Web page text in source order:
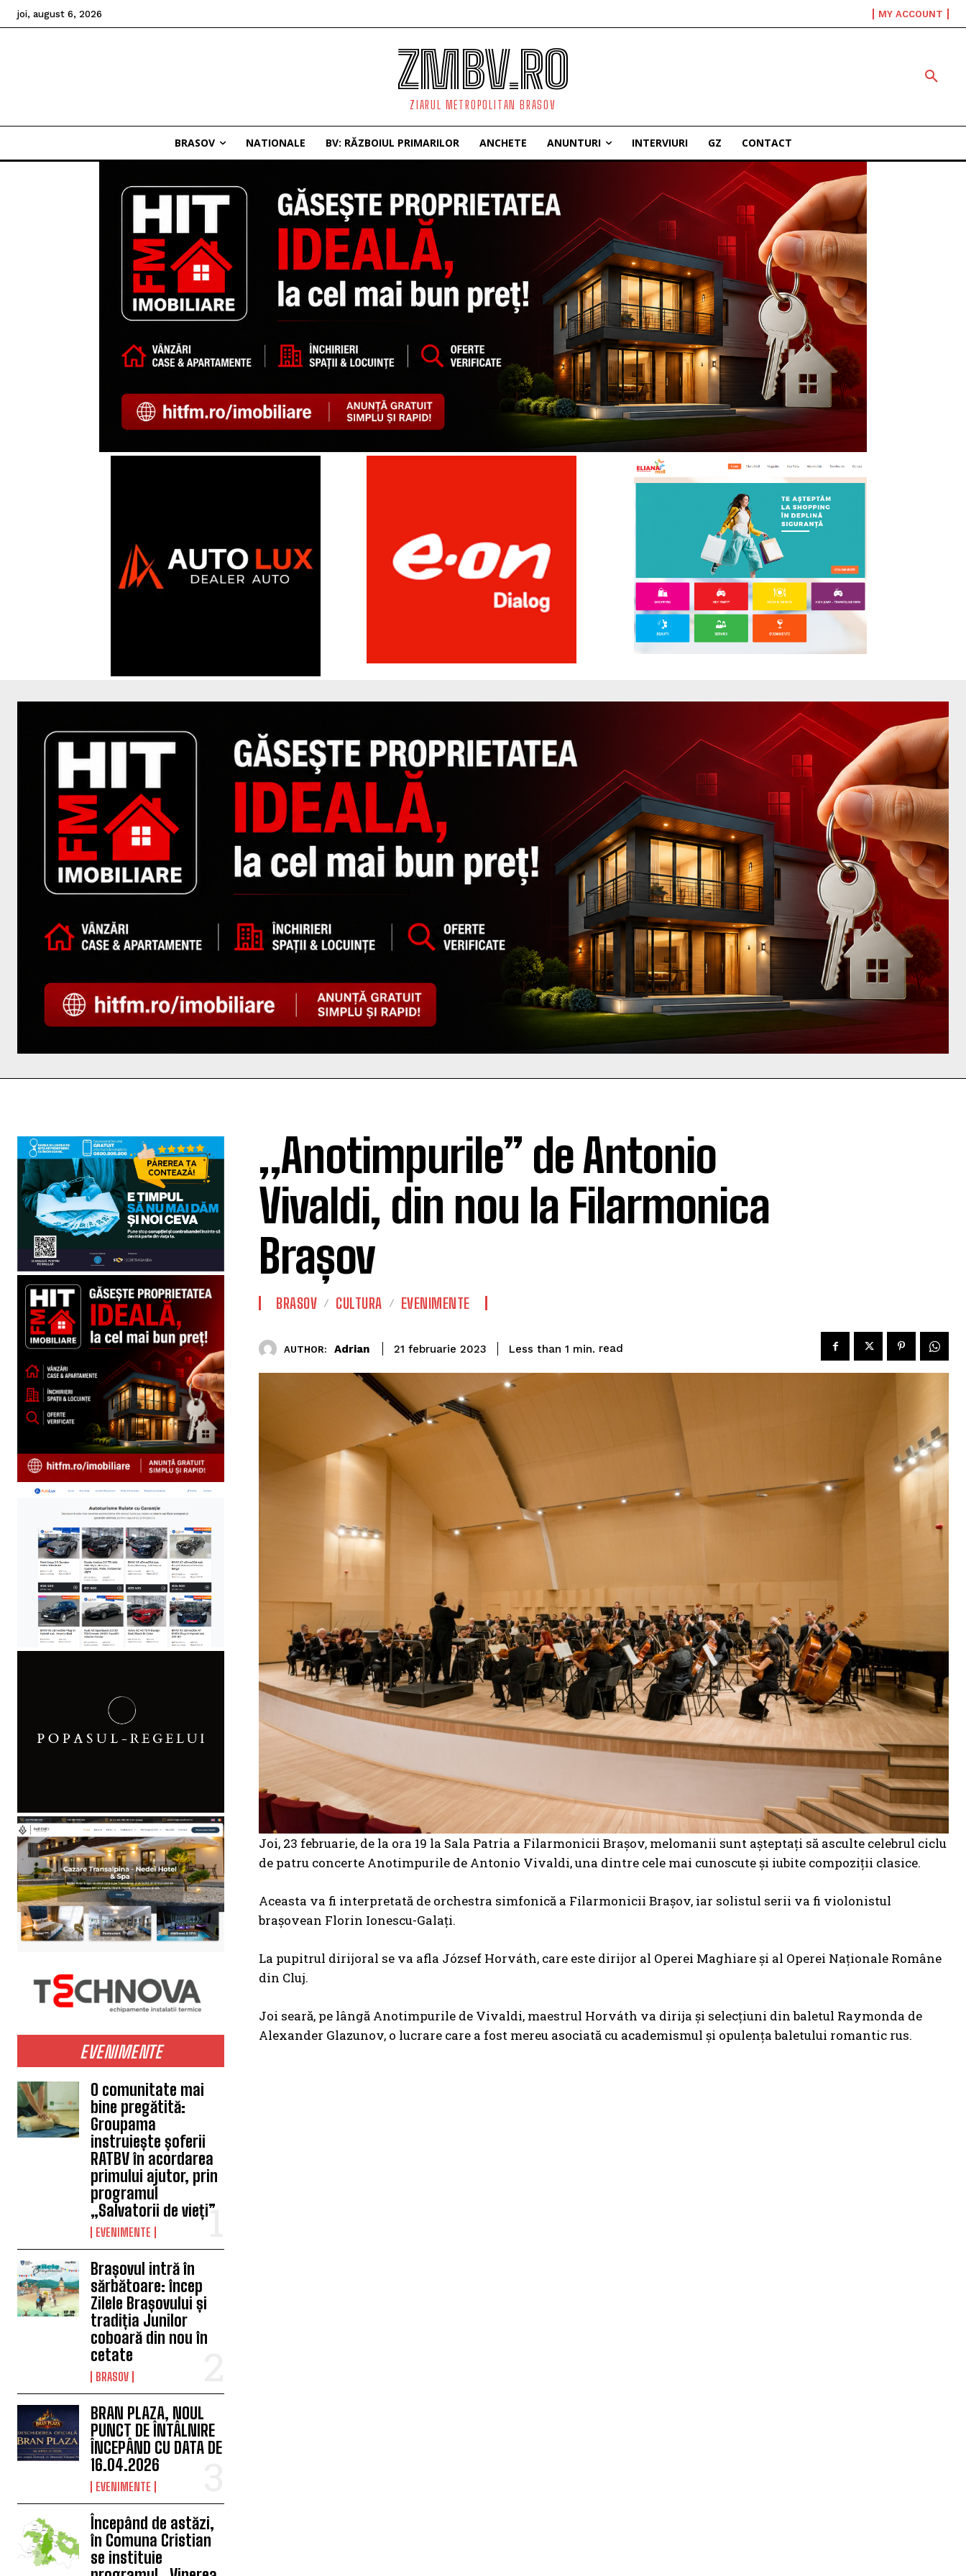
joi, august 6, 2026 MY ACCOUNT
ZMBV.RO
ZIARUL METROPOLITAN BRASOV
BRASOV NATIONALE BV: RĂZBOIUL PRIMARILOR ANCHETE ANUNTURI INTERVIURI GZ CONTACT
EVENIMENTE
O comunitate mai
bine pregătită:
Groupama
instruiește șoferii
RATBV în acordarea
primului ajutor, prin
programul
„Salvatorii de vieți”
EVENIMENTE
Brașovul intră în
sărbătoare: încep
Zilele Brașovului și
tradiția Junilor
coboară din nou în
cetate
BRASOV
BRAN PLAZA, NOUL
PUNCT DE ÎNTÂLNIRE
ÎNCEPÂND CU DATA DE
16.04.2026
EVENIMENTE
Începând de astăzi,
în Comuna Cristian
se instituie
„Anotimpurile” de Antonio
Vivaldi, din nou la Filarmonica
Brașov
BRASOV CULTURA EVENIMENTE
AUTHOR: Adrian 21 februarie 2023 Less than 1 min. read
Joi, 23 februarie, de la ora 19 la Sala Patria a Filarmonicii Brașov, melomanii sunt așteptați să asculte celebrul ciclu
de patru concerte Anotimpurile de Antonio Vivaldi, una dintre cele mai cunoscute și iubite compoziții clasice.
Aceasta va fi interpretată de orchestra simfonică a Filarmonicii Brașov, iar solistul serii va fi violonistul
brașovean Florin Ionescu-Galați.
La pupitrul dirijoral se va afla József Horváth, care este dirijor al Operei Maghiare și al Operei Naţionale Române
din Cluj.
Joi seară, pe lângă Anotimpurile de Vivaldi, maestrul Horváth va dirija și selecțiuni din baletul Raymonda de
Alexander Glazunov, o lucrare care a fost mereu asociată cu academismul și opulența baletului romantic rus.